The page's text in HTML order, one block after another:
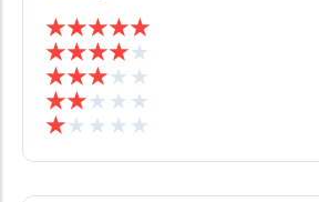
★★★★★
★★★★★
★★★★ ★
★★★ ★ ★
★★ ★ ★ ★